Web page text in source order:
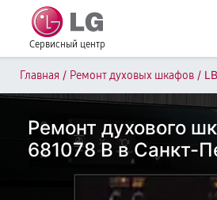
Сервисный центр
Главная / Ремонт духовых шкафов /
Ремонт духового
681078 B в Санкт-